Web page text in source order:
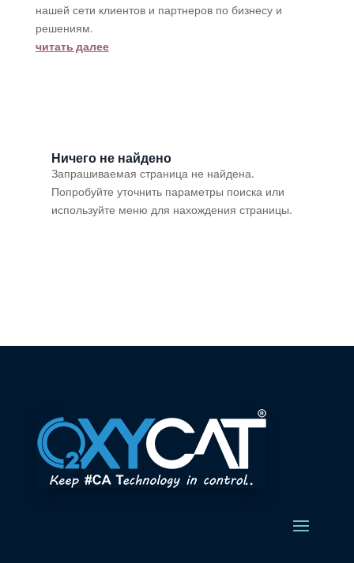
нашей сети клиентов и партнеров по бизнесу и
решениям.
читать далее
Ничего не найдено
Запрашиваемая страница не найдена.
Попробуйте уточнить параметры поиска или
используйте меню для нахождения страницы.